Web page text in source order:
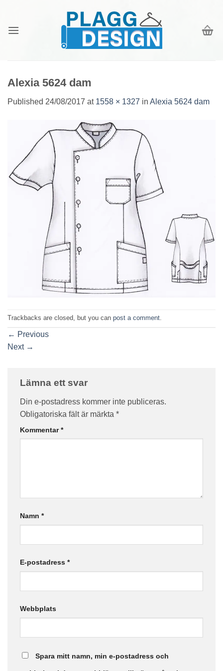
content
Alexia 5624 dam
Published 24/08/2017 at 1558 × 1327 in Alexia 5624 dam
Trackbacks are closed, but you can post a comment.
← Previous
Next →
Lämna ett svar
Din e-postadress kommer inte publiceras.
Obligatoriska fält är märkta *
Kommentar*
Namn *
E-postadress *
Webbplats
Spara mitt namn, min e-postadress och